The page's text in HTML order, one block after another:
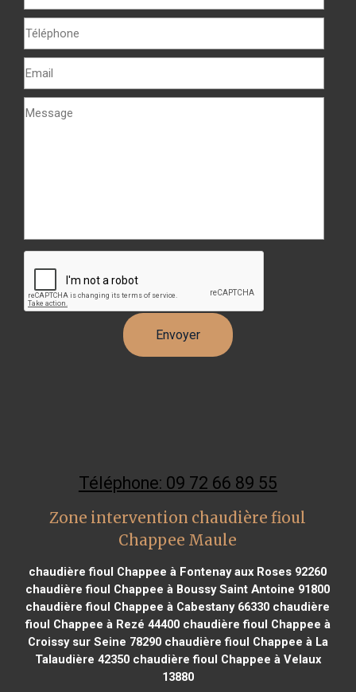
Téléphone: 09 72 66 89 55
Zone intervention chaudière fioul
Chappee Maule
chaudière fioul Chappee à Fontenay aux Roses 92260
chaudière fioul Chappee à Boussy Saint Antoine 91800
chaudière fioul Chappee à Cabestany 66330 chaudière
fioul Chappee à Rezé 44400chaudière fioul Chappee à
Croissy sur Seine 78290chaudière fioul Chappee à La
Talaudière 42350chaudière fioul Chappee à Velaux
13880